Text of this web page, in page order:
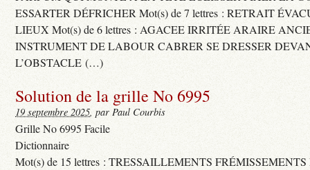
ESSARTER DÉFRICHER Mot(s) de 7 lettres : RETRAIT
LIEUX Mot(s) de 6 lettres : AGACEE IRRITÉE ARAIRE
INSTRUMENT DE LABOUR CABRER SE DRESSER
L’OBSTACLE (…)
Solution de la grille No 6995
19 septembre 2025, par Paul Courbis
Grille No 6995 Facile
Dictionnaire
Mot(s) de 15 lettres : TRESSAILLEMENTS FRÉMISSEMENTS